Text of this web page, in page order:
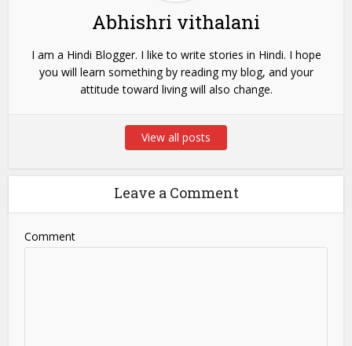
Abhishri vithalani
I am a Hindi Blogger. I like to write stories in Hindi. I hope
you will learn something by reading my blog, and your
attitude toward living will also change.
View all posts
Leave a Comment
Comment